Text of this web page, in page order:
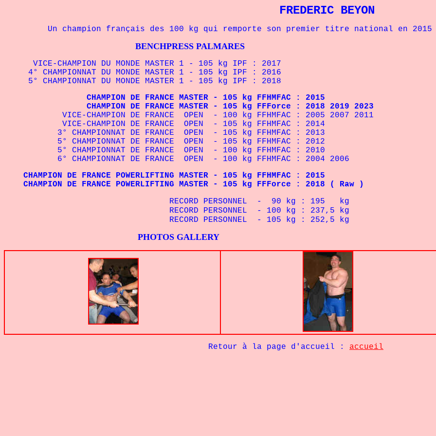
FREDERIC BEYON
Un champion français des 100 kg qui remporte son premier titre national en
BENCHPRESS PALMARES
VICE-CHAMPION DU MONDE MASTER 1 - 105 kg IPF : 2017
4° CHAMPIONNAT DU MONDE MASTER 1 - 105 kg IPF : 2016
5° CHAMPIONNAT DU MONDE MASTER 1 - 105 kg IPF : 2018
CHAMPION DE FRANCE MASTER - 105 kg FFHMFAC : 2015
CHAMPION DE FRANCE MASTER - 105 kg FFForce : 2018 2019 2023
VICE-CHAMPION DE FRANCE OPEN - 100 kg FFHMFAC : 2005 2007 2011
VICE-CHAMPION DE FRANCE OPEN - 105 kg FFHMFAC : 2014
3° CHAMPIONNAT DE FRANCE OPEN - 105 kg FFHMFAC : 2013
5° CHAMPIONNAT DE FRANCE OPEN - 105 kg FFHMFAC : 2012
5° CHAMPIONNAT DE FRANCE OPEN - 100 kg FFHMFAC : 2010
6° CHAMPIONNAT DE FRANCE OPEN - 100 kg FFHMFAC : 2004 2006
CHAMPION DE FRANCE POWERLIFTING MASTER - 105 kg FFHMFAC : 2015
CHAMPION DE FRANCE POWERLIFTING MASTER - 105 kg FFForce : 2018 ( Raw )
RECORD PERSONNEL - 90 kg : 195 kg
RECORD PERSONNEL - 100 kg : 237,5 kg
RECORD PERSONNEL - 105 kg : 252,5 kg
PHOTOS GALLERY
Retour à la page d'accueil : accueil